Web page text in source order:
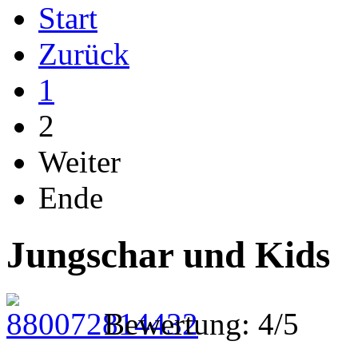
Start
Zurück
1
2
Weiter
Ende
Jungschar und Kids
Bewertung: 4/5